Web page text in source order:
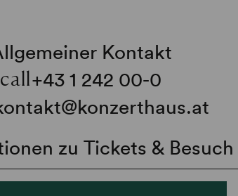
Kontakt
call+43 1 242 00-0
zu Tickets & Besuch